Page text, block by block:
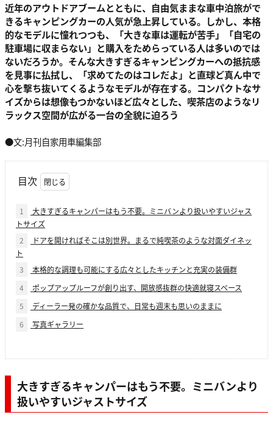
近年のアウトドアブームとともに、自由気ままな車中泊旅がで
きるキャンピングカーの人気が急上昇している。しかし、本格
的なモデルに憧れつつも、「大きな車は運転が苦手」「自宅の
駐車場に収まらない」と購入をためらっている人は多いのでは
ないだろうか。そんな大きすぎるキャンピングカーへの抵抗感
を見事に払拭し、「求めてたのはコレだよ」と直球ど真ん中で
心を撃ち抜いてくるようなモデルが存在する。コンパクトなサ
イズからは想像もつかないほど広々とした、喫茶店のようなリ
ラックス空間が広がる一台の全貌に迫ろう
●文:月刊自家用車編集部
目次
1
大きすぎるキャンパーはもう不要。ミニバンより扱いやすいジャス
トサイズ
2
ドアを開ければそこは別世界。まるで純喫茶のような対面ダイネッ
ト
3
本格的な調理も可能にする広々としたキッチンと充実の装備群
4
ポップアップルーフが創り出す、開放感抜群の快適就寝スペース
5
ディーラー発の確かな品質で、日常も週末も思いのままに
6
写真ギャラリー
大きすぎるキャンパーはもう不要。ミニバンより
扱いやすいジャストサイズ